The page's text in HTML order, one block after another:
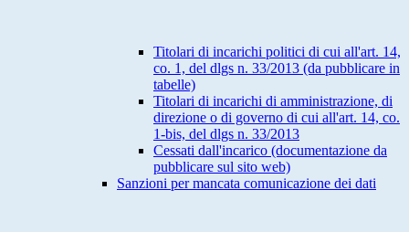
Titolari di incarichi politici di cui all'art. 14,
co. 1, del dlgs n. 33/2013 (da pubblicare in
tabelle)
Titolari di incarichi di amministrazione, di
direzione o di governo di cui all'art. 14, co.
1-bis, del dlgs n. 33/2013
Cessati dall'incarico (documentazione da
pubblicare sul sito web)
Sanzioni per mancata comunicazione dei dati